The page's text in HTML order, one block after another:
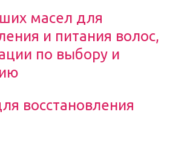
масел для
и питания волос,
по выбору и
восстановления